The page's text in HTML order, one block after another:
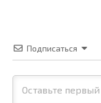
Подписаться